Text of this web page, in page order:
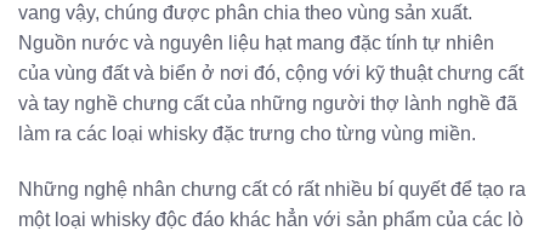
vang vậy, chúng được phân chia theo vùng sản xuất.
Nguồn nước và nguyên liệu hạt mang đặc tính tự nhiên
của vùng đất và biển ở nơi đó, cộng với kỹ thuật chưng cất
và tay nghề chưng cất của những người thợ lành nghề đã
làm ra các loại whisky đặc trưng cho từng vùng miền.
Những nghệ nhân chưng cất có rất nhiều bí quyết để tạo ra
một loại whisky độc đáo khác hẳn với sản phẩm của các lò